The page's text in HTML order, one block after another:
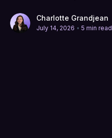
Charlotte Grandjean
July 14, 2026 • 5 min read